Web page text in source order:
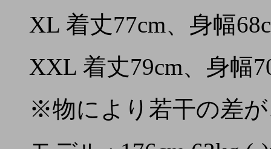
XL 着丈77cm、身幅
XXL 着丈79cm、身幅
※物により若干の差